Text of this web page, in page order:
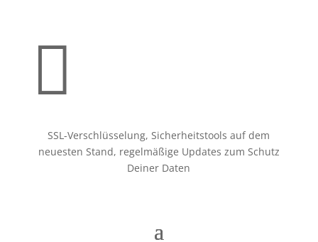

SSL-Verschlüsselung, Sicherheitstools auf dem
neuesten Stand, regelmäßige Updates zum Schutz
Deiner Daten